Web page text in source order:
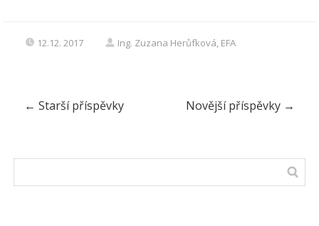
12.12. 2017 Ing. Zuzana Herůfková, EFA
← Starší příspěvky Novější příspěvky →